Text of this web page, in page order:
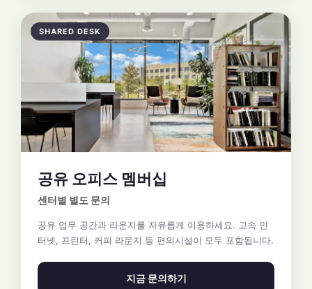
SHARED DESK
공유 오피스 멤버십
센터별 별도 문의
공유 업무 공간과 라운지를 자유롭게 이용하세요. 고속 인
터넷, 프린터, 커피 라운지 등 편의시설이 모두 포함됩니다.
지금 문의하기